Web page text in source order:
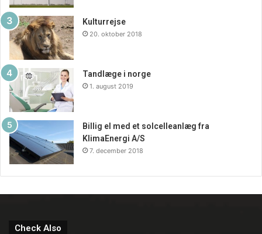
Kulturrejse
20. oktober 2018
Tandlæge i norge
1. august 2019
Billig el med et solcelleanlæg fra
KlimaEnergi A/S
7. december 2018
Check Also